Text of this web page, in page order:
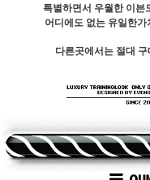
특별하면서 우월한 이븐
어디에도 없는 유일한
다른곳에서는 절대